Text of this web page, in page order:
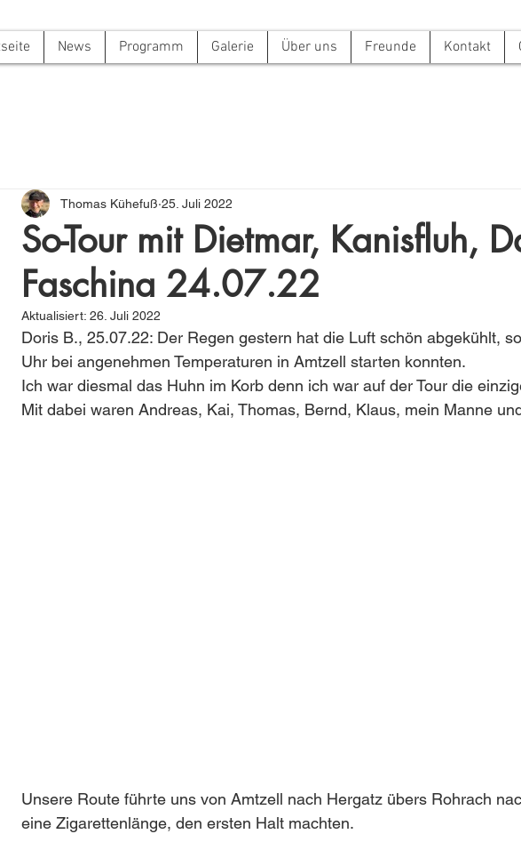
News Programm Galerie Über uns Freunde Kontakt
So-Tour mit Dietmar, Kanisfluh,
Faschina 24.07.22
Thomas Kühefuß 25. Juli 2022
Aktualisiert: 26. Juli 2022
Doris B., 25.07.22: Der Regen gestern hat die Luft schön abgekühlt,
Uhr bei angenehmen Temperaturen in Amtzell starten konnten.
Ich war diesmal das Huhn im Korb denn ich war auf der Tour die
Mit dabei waren Andreas, Kai, Thomas, Bernd, Klaus, mein Manne
Unsere Route führte uns von Amtzell nach Hergatz übers Rohrach
eine Zigarettenlänge, den ersten Halt machten.